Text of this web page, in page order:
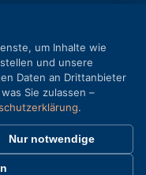
vorbehalten
um Inhalte wie
und unsere
Daten an Drittanbieter
Sie zulassen –
.
Nur notwendige